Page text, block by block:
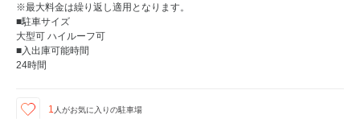
※最大料金は繰り返し適用となります。
■駐車サイズ
大型可 ハイルーフ可
■入出庫可能時間
24時間
1 人がお気に入りの駐車場